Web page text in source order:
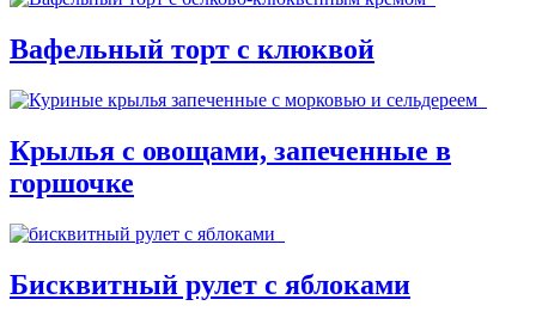
Вафельный торт с клюквой
Крылья с овощами, запеченные в
горшочке
Бисквитный рулет с яблоками